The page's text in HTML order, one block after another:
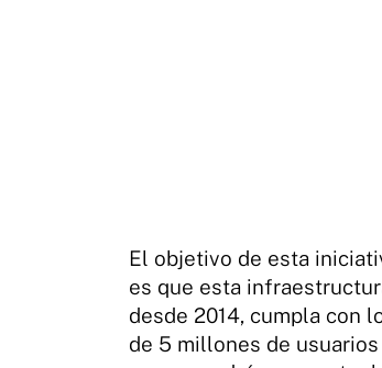
El objetivo de esta
es que esta
desde 2014, cumpla con
de 5 millones de